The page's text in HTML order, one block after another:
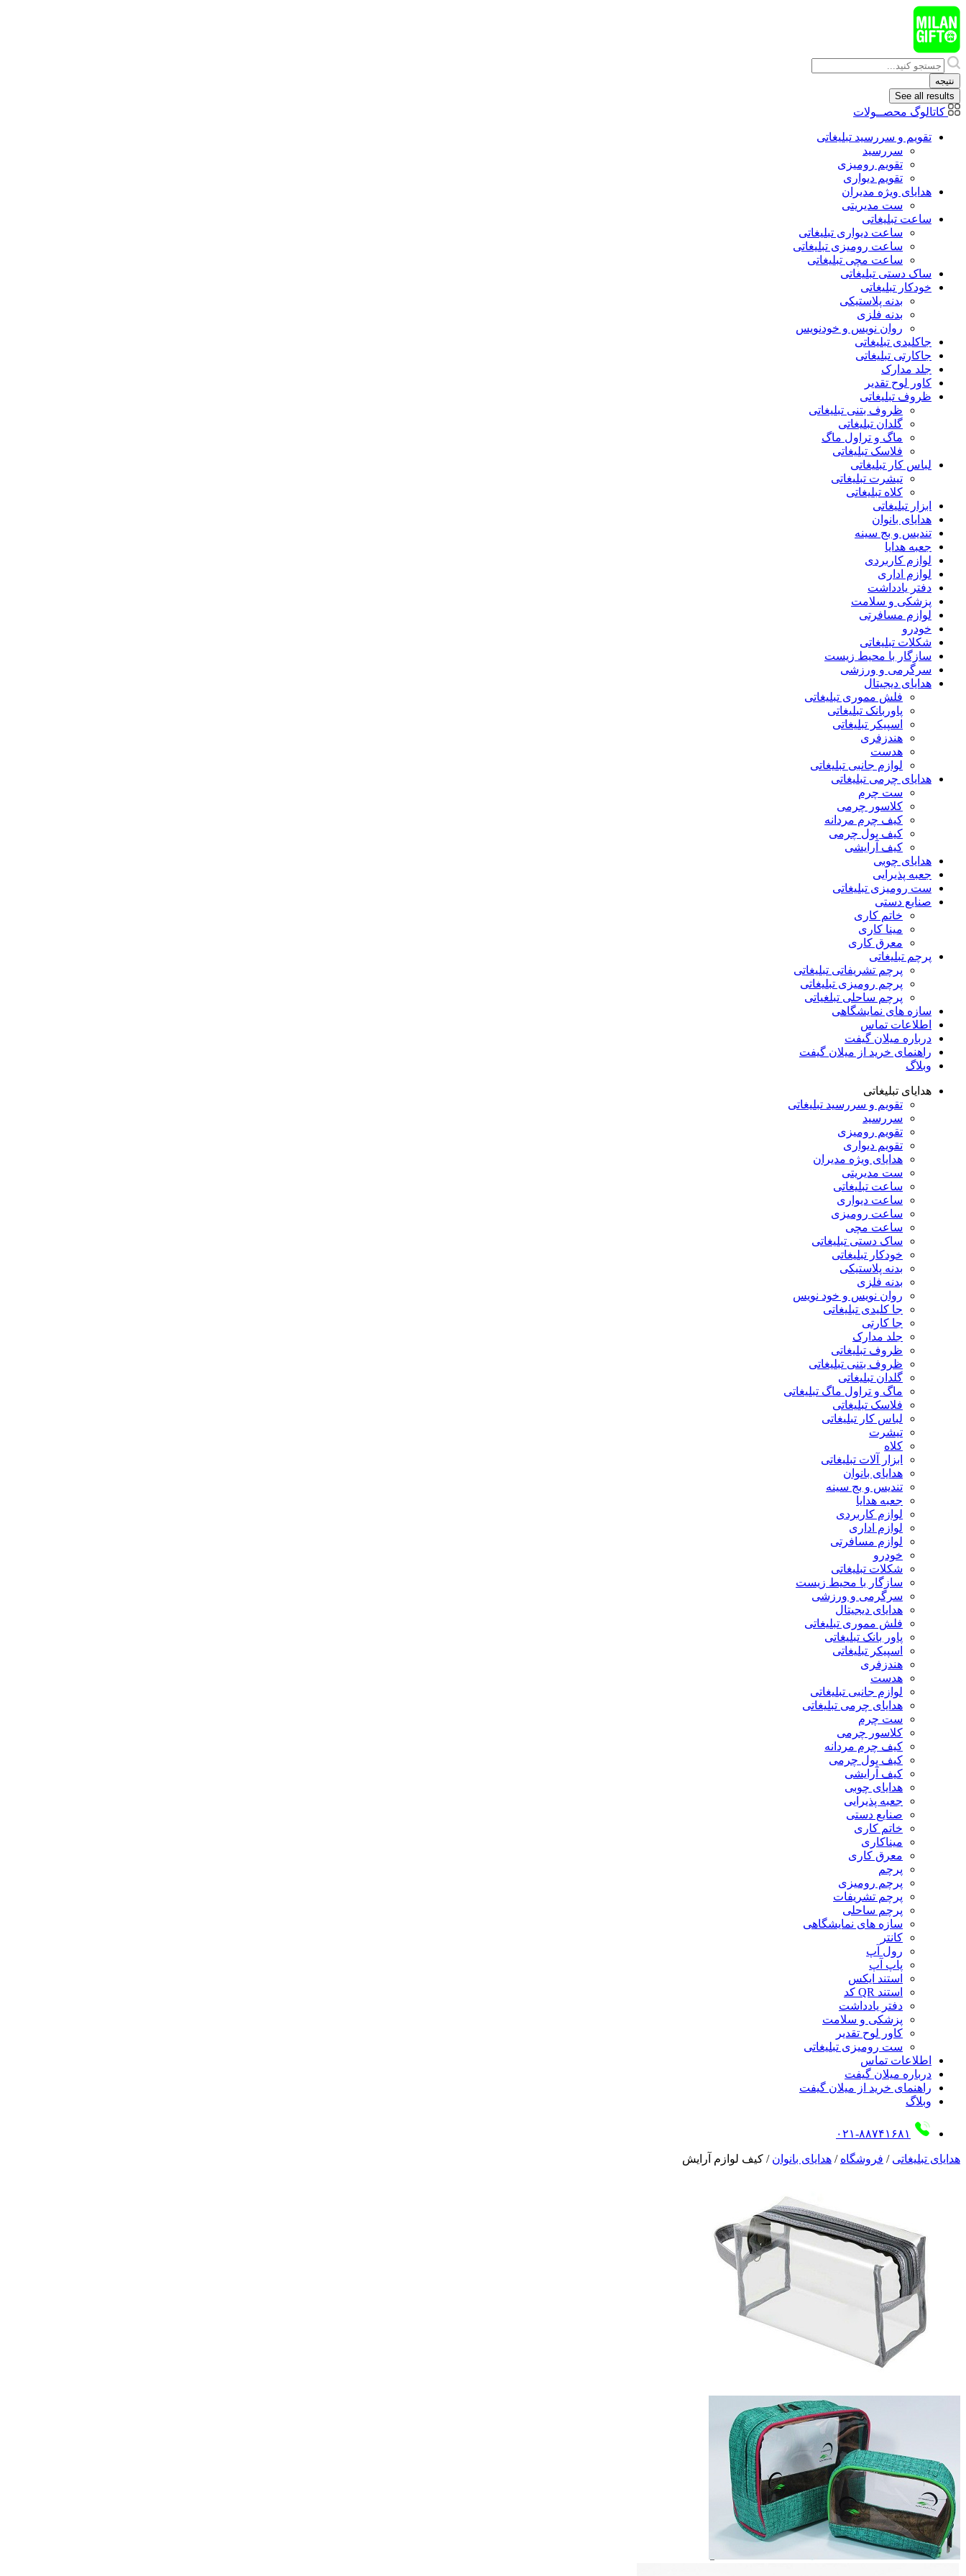
پرش
به
محتوا
Search
...
نتیجه
See all results
کاتالوگ محصــولات
تقویم و سررسید تبلیغاتی
سررسید
تقویم رومیزی
تقویم دیواری
هدایای ويژه مدیران
ست مدیریتی
ساعت تبلیغاتی
ساعت دیواری تبلیغاتی
ساعت رومیزی تبلیغاتی
ساعت مچی تبلیغاتی
ساک دستی تبلیغاتی
خودکار تبلیغاتی
بدنه پلاستیکی
بدنه فلزی
روان نویس و خودنویس
جاکلیدی تبلیغاتی
جاکارتی تبلیغاتی
جلد مدارک
کاور لوح تقدیر
ظروف تبلیغاتی
ظروف بتنی تبلیغاتی
گلدان تبلیغاتی
ماگ و تراول ماگ
فلاسک تبلیغاتی
لباس کار تبلیغاتی
تیشرت تبلیغاتی
کلاه تبلیغاتی
ابزار تبلیغاتی
هدایای بانوان
تندیس و بج سینه
جعبه هدایا
لوازم کاربردی
لوازم اداری
دفتر یادداشت
پزشکی و سلامت
لوازم مسافرتی
خودرو
شکلات تبلیغاتی
سازگار با محیط زیست
سرگرمی و ورزشی
هدایای دیجیتال
فلش مموری تبلیغاتی
پاوربانک تبلیغاتی
اسپیکر تبلیغاتی
هندزفری
هدست
لوازم جانبی تبلیغاتی
هدایای چرمی تبلیغاتی
ست چرم
کلاسور چرمی
کیف چرم مردانه
کیف پول چرمی
کیف آرایشی
هدایای چوبی
جعبه پذیرایی
ست رومیزی تبلیغاتی
صنایع دستی
خاتم کاری
مینا کاری
معرق کاری
پرچم تبلیغاتی
پرچم تشریفاتی تبلیغاتی
پرچم رومیزی تبلیغاتی
پرچم ساحلی تبلغیاتی
سازه های نمایشگاهی
اطلاعات تماس
درباره میلان گیفت
راهنمای خرید از میلان گیفت
وبلاگ
هدایای تبلیغاتی
تقویم و سررسید تبلیغاتی
سررسید
تقویم رومیزی
تقویم دیواری
هدایای ویژه مدیران
ست مدیریتی
ساعت تبلیغاتی
ساعت دیواری
ساعت رومیزی
ساعت مچی
ساک دستی تبلیغاتی
خودکار تبلیغاتی
بدنه پلاستیکی
بدنه فلزی
روان نویس و خود نویس
جا کلیدی تبلیغاتی
جا کارتی
جلد مدارک
ظروف تبلیغاتی
ظروف بتنی تبلیغاتی
گلدان تبلیغاتی
ماگ و تراول ماگ تبلیغاتی
فلاسک تبلیغاتی
لباس کار تبلیغاتی
تیشرت
کلاه
ابزار آلات تبلیغاتی
هدایای بانوان
تندیس و بج سینه
جعبه هدایا
لوازم کاربردی
لوازم اداری
لوازم مسافرتی
خودرو
شکلات تبلیغاتی
سازگار با محیط زیست
سرگرمی و ورزشی
هدایای دیجیتال
فلش مموری تبلیغاتی
پاور بانک تبلیغاتی
اسپیکر تبلیغاتی
هندزفری
هدست
لوازم جانبی تبلیغاتی
هدایای چرمی تبلیغاتی
ست چرم
کلاسور چرمی
کیف چرم مردانه
کیف پول چرمی
کیف آرایشی
هدایای چوبی
جعبه پذیرایی
صنایع دستی
خاتم کاری
میناکاری
معرق کاری
پرچم
پرچم رومیزی
پرچم تشریفات
پرچم ساحلی
سازه های نمایشگاهی
کانتر
رول آپ
پاپ آپ
استند ایکس
استند QR کد
دفتر یادداشت
پزشکی و سلامت
کاور لوح تقدیر
ست رومیزی تبلیغاتی
اطلاعات تماس
درباره میلان گیفت
راهنمای خرید از میلان گیفت
وبلاگ
۰۲۱-۸۸۷۴۱۶۸۱
هدایای تبلیغاتی / فروشگاه / هدایای بانوان / کیف لوازم آرایش